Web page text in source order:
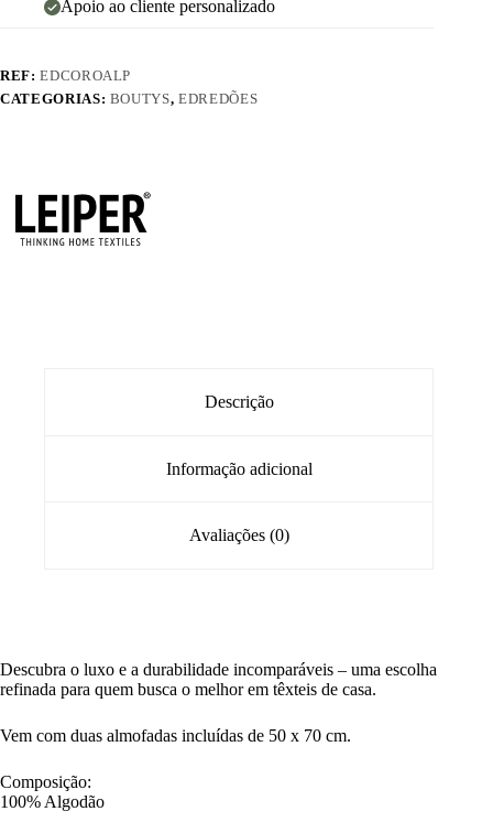
Apoio ao cliente personalizado
REF:EDCOROALP
CATEGORIAS: BOUTYS,EDREDÕES
Descrição
Informação adicional
Avaliações (0)
Descubra o luxo e a durabilidade incomparáveis – uma escolha
refinada para quem busca o melhor em têxteis de casa.
Vem com duas almofadas incluídas de 50 x 70 cm.
Composição:
100% Algodão